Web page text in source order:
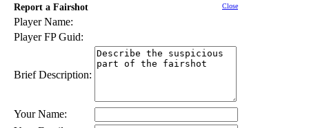
Report a Fairshot Close
Player Name:
Player FP Guid:
Brief Description:
Your Name: